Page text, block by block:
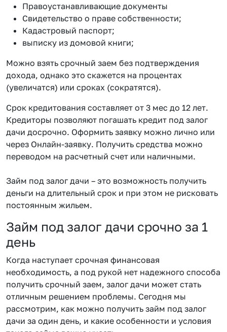
Правоустанавливающие документы
Свидетельство о праве собственности;
Кадастровый паспорт;
выписку из домовой книги;
Можно взять срочный заем без подтверждения
дохода, однако это скажется на процентах
(увеличатся) или сроках (сократятся).
Срок кредитования составляет от 3 мес до 12 лет.
Кредиторы позволяют погашать кредит под залог
дачи досрочно. Оформить заявку можно лично или
через Онлайн-заявку. Получить средства можно
переводом на расчетный счет или наличными.
Займ под залог дачи – это возможность получить
деньги на длительный срок и при этом не рисковать
постоянным жильем.
Займ под залог дачи срочно за 1
день
Когда наступает срочная финансовая
необходимость, а под рукой нет надежного способа
получить срочный заем, залог дачи может стать
отличным решением проблемы. Сегодня мы
рассмотрим, как можно получить займ под залог
дачи за один день, и какие особенности и условия